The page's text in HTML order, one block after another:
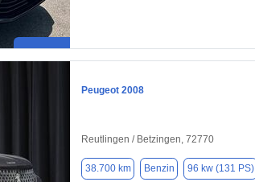
Peugeot 2008
Reutlingen / Betzingen, 72770
38.700 km Benzin 96 kw (131 PS)